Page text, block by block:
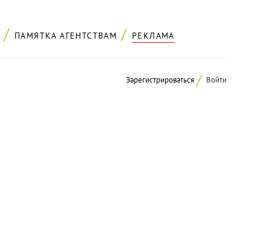
ПАМЯТКА АГЕНТСТВАМ РЕКЛАМА
Зарегистрироваться Войти